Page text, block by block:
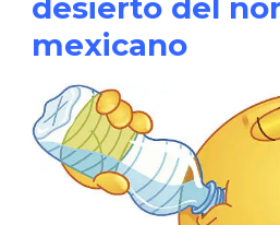
desierto del
mexicano